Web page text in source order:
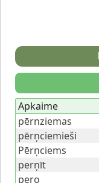
Apkaime
pērnziemas
pērņciemieši
Pērņciems
perņīt
pero